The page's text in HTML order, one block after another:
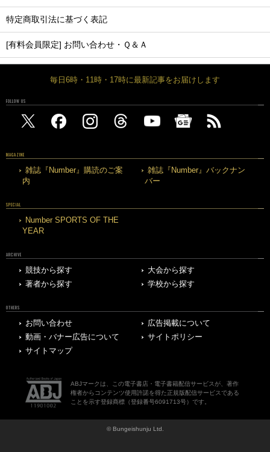
特定商取引法に基づく表記
[有料会員限定] お問い合わせ・Ｑ＆Ａ
毎日6時・11時・17時に最新記事をお届けします
FOLLOW US
MAGAZINE
雑誌『Number』購読のご案
内
雑誌『Number』バックナン
バー
SPECIAL
Number SPORTS OF THE
YEAR
ARCHIVE
競技から探す
大会から探す
著者から探す
学校から探す
OTHERS
お問い合わせ
広告掲載について
動画・バナー広告について
サイトポリシー
サイトマップ
ABJマークは、この電子書店・電子書籍配信サービスが、著作
権者からコンテンツ使用許諾を得た正規版配信サービスである
ことを示す登録商標（登録番号6091713号）です。
© Bungeishunju Ltd.